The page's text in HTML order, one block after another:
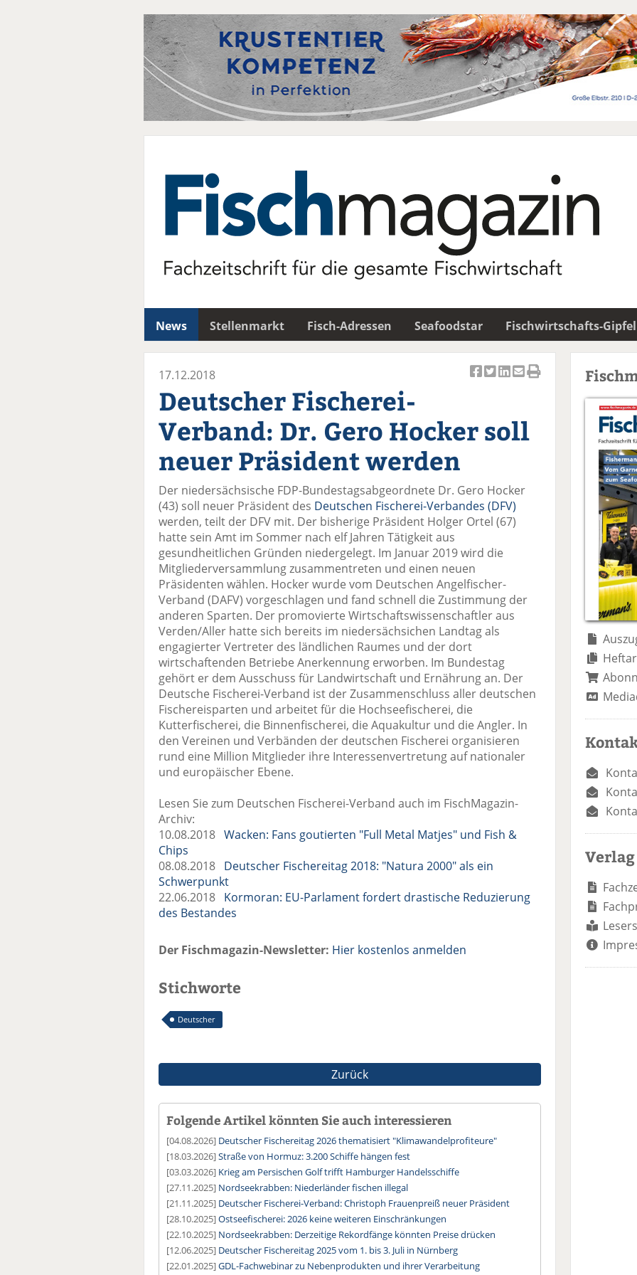
News Stellenmarkt Fisch-Adressen Seafoodstar Fischwirtschafts-Gipfel
el
ac
e
b
o
k
te
il
e
n
el
er
n
el
n
k
e
n
il
e
n
k
el
m
ai
l
n
d
e
el
17.12.2018
Deutscher Fischerei-
Verband: Dr. Gero Hocker soll
neuer Präsident werden
Der niedersächsische FDP-Bundestagsabgeordnete Dr. Gero Hocker
(43) soll neuer Präsident des Deutschen Fischerei-Verbandes (DFV)
werden, teilt der DFV mit. Der bisherige Präsident Holger Ortel (67)
hatte sein Amt im Sommer nach elf Jahren Tätigkeit aus
gesundheitlichen Gründen niedergelegt. Im Januar 2019 wird die
Mitgliederversammlung zusammentreten und einen neuen
Präsidenten wählen. Hocker wurde vom Deutschen Angelfischer-
Verband (DAFV) vorgeschlagen und fand schnell die Zustimmung der
anderen Sparten. Der promovierte Wirtschaftswissenschaftler aus
Verden/Aller hatte sich bereits im niedersächsichen Landtag als
engagierter Vertreter des ländlichen Raumes und der dort
wirtschaftenden Betriebe Anerkennung erworben. Im Bundestag
gehört er dem Ausschuss für Landwirtschaft und Ernährung an. Der
Deutsche Fischerei-Verband ist der Zusammenschluss aller deutschen
Fischereisparten und arbeitet für die Hochseefischerei, die
Kutterfischerei, die Binnenfischerei, die Aquakultur und die Angler. In
den Vereinen und Verbänden der deutschen Fischerei organisieren
rund eine Million Mitglieder ihre Interessenvertretung auf nationaler
und europäischer Ebene.
Lesen Sie zum Deutschen Fischerei-Verband auch im FischMagazin-
Archiv:
10.08.2018 Wacken: Fans goutierten "Full Metal Matjes" und Fish &
Chips
08.08.2018 Deutscher Fischereitag 2018: "Natura 2000" als ein
Schwerpunkt
22.06.2018 Kormoran: EU-Parlament fordert drastische Reduzierung
des Bestandes
Der Fischmagazin-Newsletter: Hier kostenlos anmelden
Stichworte
Deutscher
Zurück
Folgende Artikel könnten Sie auch interessieren
[04.08.2026] Deutscher Fischereitag 2026 thematisiert "Klimawandelprofiteure"
[18.03.2026]Straße von Hormuz: 3.200 Schiffe hängen fest
[03.03.2026] Krieg am Persischen Golf trifft Hamburger Handelsschiffe
[27.11.2025] Nordseekrabben: Niederländer fischen illegal
[21.11.2025] Deutscher Fischerei-Verband: Christoph Frauenpreiß neuer Präsident
[28.10.2025]Ostseefischerei: 2026 keine weiteren Einschränkungen
[22.10.2025] Nordseekrabben: Derzeitige Rekordfänge könnten Preise drücken
[12.06.2025] Deutscher Fischereitag 2025 vom 1. bis 3. Juli in Nürnberg
[22.01.2025]GDL-Fachwebinar zu Nebenprodukten und ihrer Verarbeitung
Verlag